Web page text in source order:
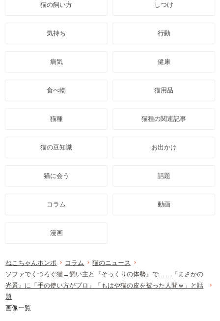
猫の飼い方 しつけ
気持ち 行動
病気 健康
食べ物 猫用品
猫種 猫種の関連記事
猫の豆知識 お出かけ
猫に会う 話題
コラム 動画
漫画
ねこちゃんホンポ コラム
猫のニュース
ソファでくつろぐ猫→飼い主と『そっくりの体勢』で……『まさかの
光景』に「手の使い方がプロ」「もはや猫の皮を被った人間ｗ」と話
題
画像一覧